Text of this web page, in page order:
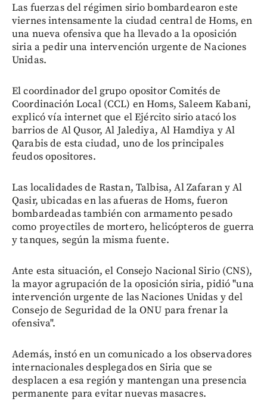
Las fuerzas del régimen sirio bombardearon este
viernes intensamente la ciudad central de Homs, en
una nueva ofensiva que ha llevado a la oposición
siria a pedir una intervención urgente de Naciones
Unidas.
El coordinador del grupo opositor Comités de
Coordinación Local (CCL) en Homs, Saleem Kabani,
explicó vía internet que el Ejército sirio atacó los
barrios de Al Qusor, Al Jalediya, Al Hamdiya y Al
Qarabis de esta ciudad, uno de los principales
feudos opositores.
Las localidades de Rastan, Talbisa, Al Zafaran y Al
Qasir, ubicadas en las afueras de Homs, fueron
bombardeadas también con armamento pesado
como proyectiles de mortero, helicópteros de guerra
y tanques, según la misma fuente.
Ante esta situación, el Consejo Nacional Sirio (CNS),
la mayor agrupación de la oposición siria, pidió "una
intervención urgente de las Naciones Unidas y del
Consejo de Seguridad de la ONU para frenar la
ofensiva".
Además, instó en un comunicado a los observadores
internacionales desplegados en Siria que se
desplacen a esa región y mantengan una presencia
permanente para evitar nuevas masacres.